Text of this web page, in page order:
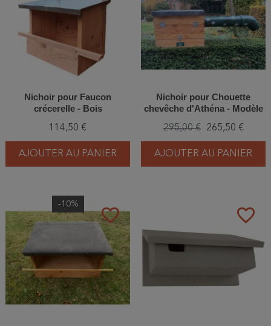
Nichoir pour Faucon
crécerelle - Bois
114,50 €
AJOUTER AU PANIER
Nichoir pour Chouette
chevêche d'Athéna - Modèle
295,00 € 265,50 €
AJOUTER AU PANIER
favorite_border
-10%
favorite_border